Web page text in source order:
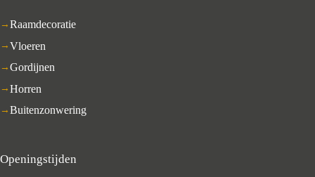
Raamdecoratie
Vloeren
Gordijnen
Horren
Buitenzonwering
Openingstijden